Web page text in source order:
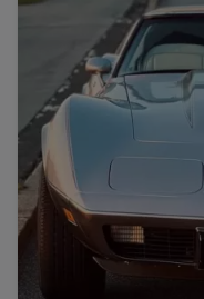
McLaren
Wann
Zeitraum wählen